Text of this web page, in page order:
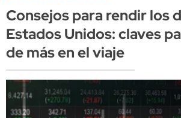
Consejos para rendir los
Estados Unidos: claves
de más en el viaje